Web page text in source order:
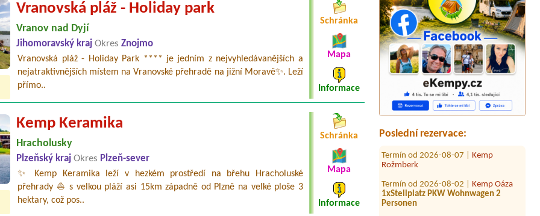
Poslední rezervace:
Termín od 2026-08-14 |Autocamp
Ostende
1xStellplatz 2 Personen mit Strom
Termín od 2026-09-09 |Stellplatz
Čertův Mlýn
1 pich, caravan 8 m, 2 persons, 3 dogs,
Termín od 2026-08-07 |
Termín od 2026-08-02 |
1xStellplatz PKW Wohnwagen 2
Personen
Termín od 2026-07-26 |
Vranovská pláž - Holiday park
Vranov nad Dyjí
Jihomoravský krajOkres Znojmo
Vranovská pláž - Holiday Park **** je jedním z nejvyhledávanějších a
nejatraktivnějších místem na Vranovské přehradě na jižní Moravě✨. Leží
přímo..
Schránka
Mapa
Informace
Kemp Keramika
Hracholusky
Plzeňský krajOkres Plzeň-sever
✨ Kemp Keramika leží v hezkém prostředí na břehu Hracholuské
přehrady ⛵ s velkou pláží asi 15km západně od Plzně na velké ploše 3
hektary, což pos..
Schránka
Mapa
Informace